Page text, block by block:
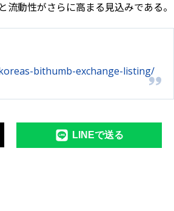
動性がさらに高まる見込みである。
bithumb-exchange-listing/
LINEで送る